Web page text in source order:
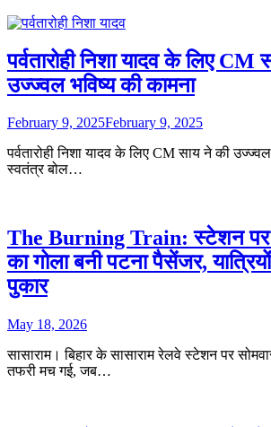
पर्वतारोही निशा यादव के लिए CM
उज्ज्वल भविष्य की कामना
February 9, 2025February 9, 2025
पर्वतारोही निशा यादव के लिए CM साय ने की
स्वतंत्र बोल…
The Burning Train: स्टेशन
का गोला बनी पटना पैसेंजर,
पुकार
May 18, 2026
सासाराम। बिहार के सासाराम रेलवे स्टेशन पर
तफरी मच गई, जब…